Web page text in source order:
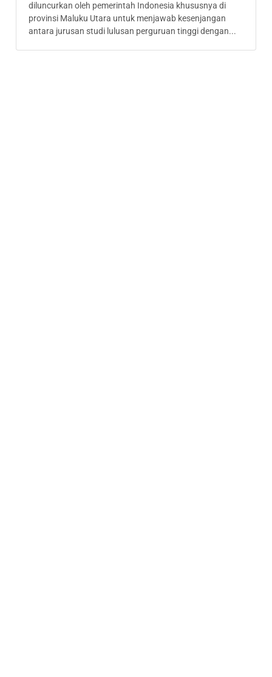
diluncurkan oleh pemerintah Indonesia khususnya di
provinsi Maluku Utara untuk menjawab kesenjangan
antara jurusan studi lulusan perguruan tinggi dengan...